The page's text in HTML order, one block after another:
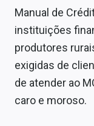
Manual de
instituições
produtores
exigidas de
de atender ao
caro e moroso.